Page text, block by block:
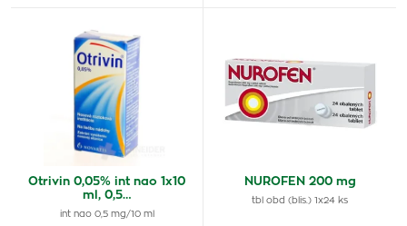
Otrivin 0,05% int nao 1x10
ml, 0,5…
int nao 0,5 mg/10 ml
NUROFEN 200 mg
tbl obd (blis.) 1x24 ks